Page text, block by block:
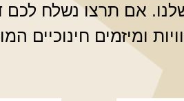
אם תרצו נשלח
ומיזמים חינוכיים